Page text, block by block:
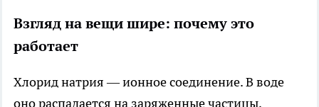
Взгляд на вещи шире: почему это
работает
Хлорид натрия — ионное соединение. В воде
оно распадается на заряженные частицы,